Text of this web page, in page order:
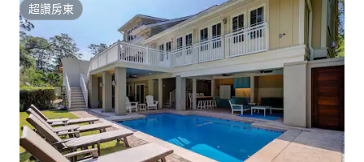
超讚房東
超讚房東